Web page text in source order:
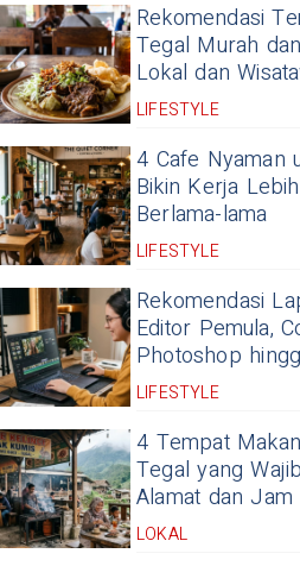
Rekomendasi
Tegal Murah
Lokal dan
LIFESTYLE
4 Cafe Nyaman
Bikin Kerja
Berlama-lama
LIFESTYLE
Rekomendasi
Editor Pemula,
Photoshop
LIFESTYLE
4 Tempat
Tegal yang
Alamat dan Jam
LOKAL